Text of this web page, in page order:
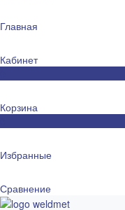
Главная
Кабинет
Корзина
Избранные
Сравнение